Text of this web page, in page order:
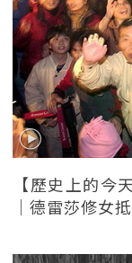
【歷史上的今
｜德雷莎修女